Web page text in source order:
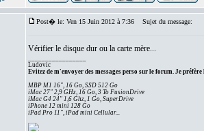
Post� le: Ven 15 Juin 2012 à 7:36 Sujet du message:
Vérifier le disque dur ou la carte mère...
Ludovic
Evitez de m'envoyer des messages perso sur le forum. Je préfère
MBP M1 16", 16 Go, SSD 512 Go
iMac 27" 2,9 GHz, 16 Go, 3 To FusionDrive
iMac G4 24" 1,6 Ghz, 1 Go, SuperDrive
iPhone 12 mini 128 Go
iPad Pro 11", iPad mini Cellular...